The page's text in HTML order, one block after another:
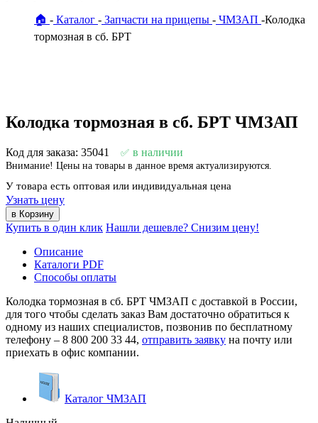
🏠 Каталог Запчасти на прицепы ЧМЗАП Колодка
тормозная в сб. БРТ
Колодка тормозная в сб. БРТ ЧМЗАП
Код для заказа: 35041 в наличии
Внимание! Цены на товары в данное время актуализируются.
У товара есть оптовая или индивидуальная цена
Узнать цену
Купить в один клик Нашли дешевле? Снизим цену!
Описание
Каталоги PDF
Способы оплаты
Колодка тормозная в сб. БРТ ЧМЗАП с доставкой в России,
для того чтобы сделать заказ Вам достаточно обратиться к
одному из наших специалистов, позвонив по бесплатному
телефону – 8 800 200 33 44, отправить заявку на почту или
приехать в офис компании.
Каталог ЧМЗАП